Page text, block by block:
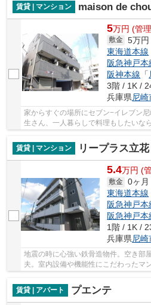
賃貸 | マンション
maison de chou chou 立
5万円 (管
敷金 5万円
東海道本線
阪急神戸本
阪神本線 「
3階 / 1K /
兵庫県尼崎
家からすぐの場所にセブン−イレブン
生さん、一人暮らしで料理もしたいな
引っ越しをしたい方に、当物件は現在
賃貸 | マンション
リープラス立花
5.4万円 (
敷金 0ヶ月
東海道本線
阪急神戸本
阪急神戸本
1階 / 1K /
兵庫県尼崎
地震の時に心強い鉄骨造物件。空き部
夫。室内設備や機能性にこだわったマ
賃貸 | アパート
プエンテ